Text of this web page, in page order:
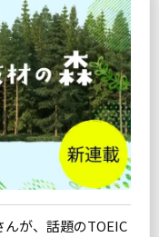
が、話題のTOEIC